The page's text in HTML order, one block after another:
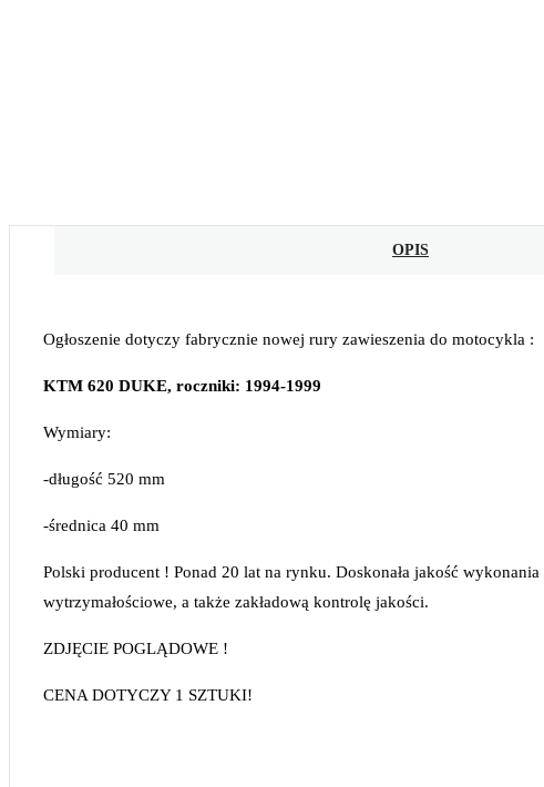
OPIS
Ogłoszenie dotyczy fabrycznie nowej rury zawieszenia do motocykla :
KTM 620 DUKE, roczniki: 1994-1999
Wymiary:
-długość 520 mm
-średnica 40 mm
Polski producent ! Ponad 20 lat na rynku. Doskonała jakość
wytrzymałościowe, a także zakładową kontrolę jakości.
ZDJĘCIE POGLĄDOWE !
CENA DOTYCZY 1 SZTUKI!